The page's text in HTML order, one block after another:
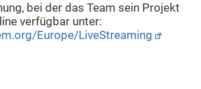
bei der das Team sein Projekt
verfügbar unter:
Europe/LiveStreaming